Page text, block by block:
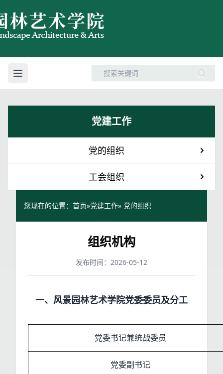
党建工作
党的组织
工会组织
您现在的位置： 首页»党建工作» 党的组织
组织机构
发布时间：2026-05-12
一、风景园林艺术学院党委委员及分工
党委书记兼统战委员
党委副书记